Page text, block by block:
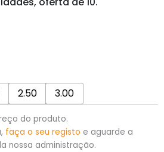
2.50 3.00
do produto.
faça o seu registo e aguarde a
nossa administração.